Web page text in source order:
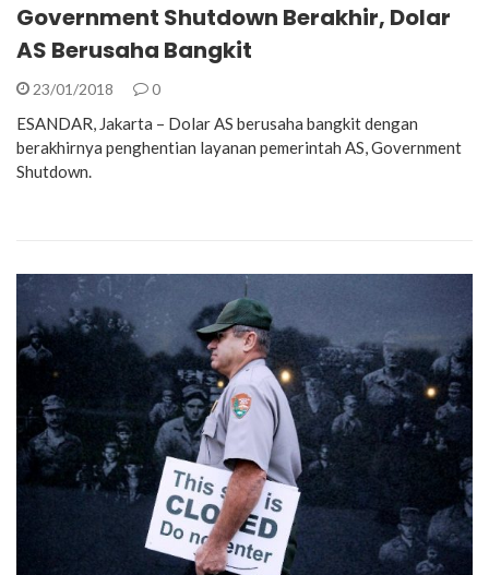
Government Shutdown Berakhir, Dolar
AS Berusaha Bangkit
23/01/2018 0
ESANDAR, Jakarta – Dolar AS berusaha bangkit dengan
berakhirnya penghentian layanan pemerintah AS, Government
Shutdown.